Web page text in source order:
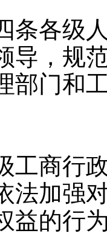
各级人
导，规
部门和
商行政
法加强
益的行